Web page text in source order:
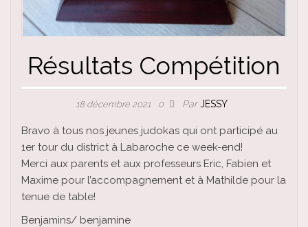
Résultats Compétition
18 décembre 2021 0 ParJESSY
Bravo à tous nos jeunes judokas qui ont participé au
1er tour du district à Labaroche ce week-end!
Merci aux parents et aux professeurs Eric, Fabien et
Maxime pour l’accompagnement et à Mathilde pour la
tenue de table!
Benjamins/ benjamine